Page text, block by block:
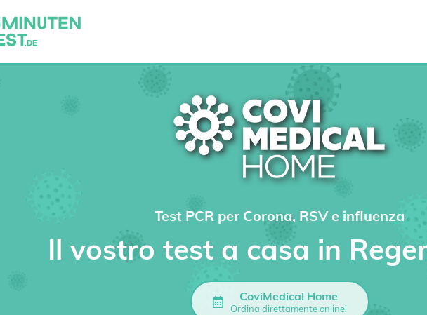
Test PCR per Corona, RSV e influenza
Il vostro test a casa in
CoviMedical Home
Ordina direttamente online!